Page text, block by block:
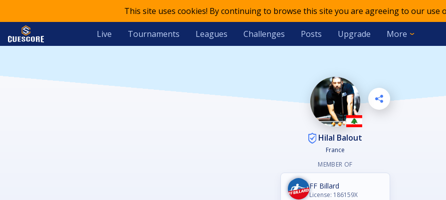
This site uses cookies! By continuing to browse this site you are agreeing to our use
Live Tournaments Leagues Challenges Posts Upgrade More
Hilal Balout
France
MEMBER OF
FF Billard
License: 186159X